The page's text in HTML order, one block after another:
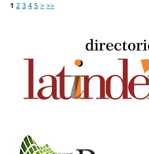
1 2 3 4 5 > >>